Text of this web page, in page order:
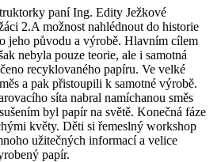
paní Ing. Edity Ježkové
2.A možnost nahlédnout do historie
jeho původu a výrobě. Hlavním cílem
nebyla pouze teorie, ale i samotná
recyklovaného papíru. Ve velké
a pak přistoupili k samotné výrobě.
síta nabral namíchanou směs
byl papír na světě. Konečná fáze
květy. Děti si řemeslný workshop
užitečných informací a velice
papír.